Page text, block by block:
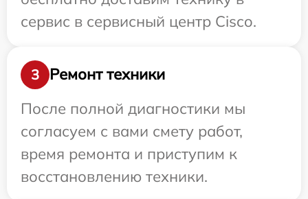
сервис в сервисный центр Cisco.
3
Ремонт техники
После полной диагностики мы
согласуем с вами смету работ,
время ремонта и приступим к
восстановлению техники.